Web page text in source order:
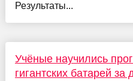
Результаты...
Учёные научились
гигантских батарей